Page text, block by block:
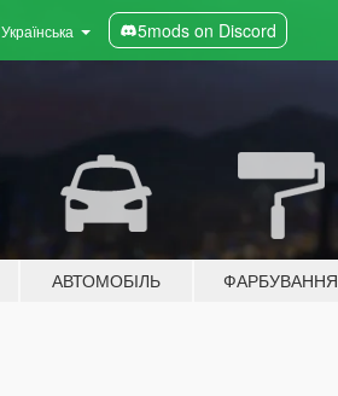
Українська 5mods on Discord
АВТОМОБІЛЬ ФАРБУВАННЯ